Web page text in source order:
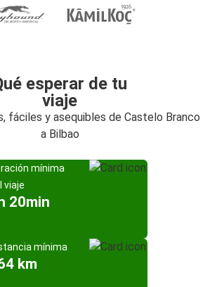
esperar de tu
viaje
fáciles y asequibles de Castelo Branco
a Bilbao
mínima
viaje
20min
mínima
km